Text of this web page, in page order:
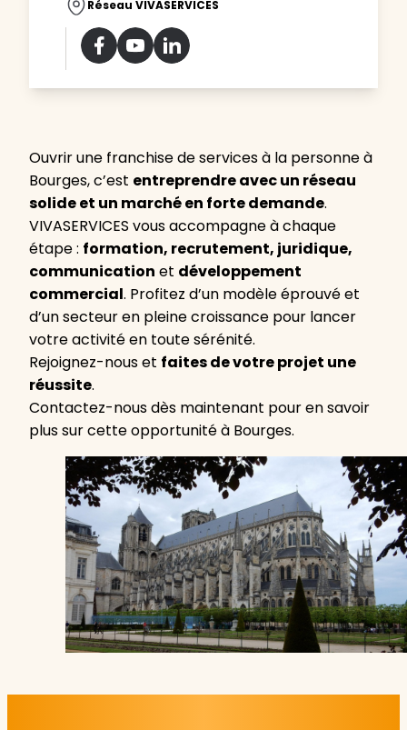
Réseau VIVASERVICES
Ouvrir une franchise de services à la personne à
Bourges, c’est entreprendre avec un réseau
solide et un marché en forte demande.
VIVASERVICES vous accompagne à chaque
étape : formation, recrutement, juridique,
communication et développement
commercial. Profitez d’un modèle éprouvé et
d’un secteur en pleine croissance pour lancer
votre activité en toute sérénité.
Rejoignez-nous et faites de votre projet une
réussite.
Contactez-nous dès maintenant pour en savoir
plus sur cette opportunité à Bourges.